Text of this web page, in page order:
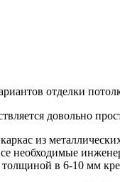
отделки
довольно
из
необходимые
в 6-10 мм